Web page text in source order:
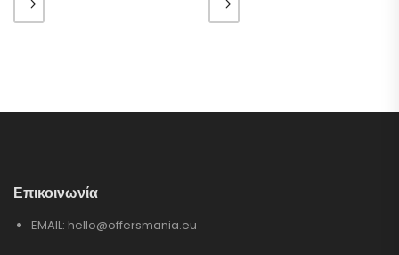
Επικοινωνία
EMAIL: hello@offersmania.eu